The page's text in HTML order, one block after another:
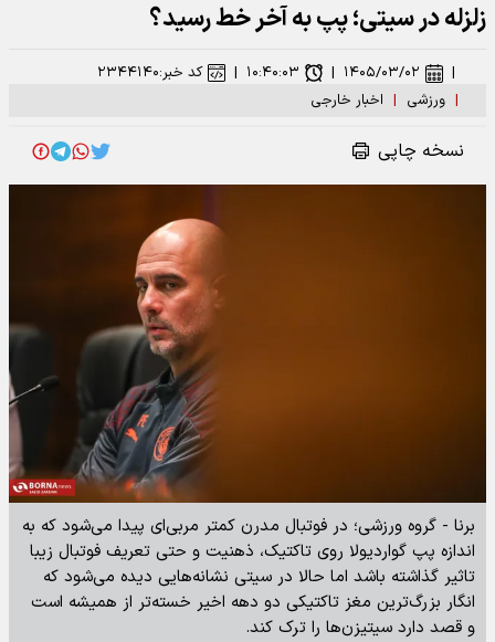
زلزله در سیتی؛ پپ به آخر خط رسید؟
| ورزشی | اخبار خارجی
| ۱۴۰۵/۰۳/۰۲ | ۱۰:۴۰:۰۳ | کد خبر:۲۳۴۴۱۴۰
نسخه چاپی
برنا - گروه ورزشی؛ در فوتبال مدرن کمتر مربی‌ای پیدا می‌شود که به
اندازه پپ گواردیولا روی تاکتیک، ذهنیت و حتی تعریف فوتبال زیبا
تاثیر گذاشته باشد اما حالا در سیتی نشانه‌هایی دیده می‌شود که
انگار بزرگ‌ترین مغز تاکتیکی دو دهه اخیر خسته‌تر از همیشه است
و قصد دارد سیتیزن‌ها را ترک کند.